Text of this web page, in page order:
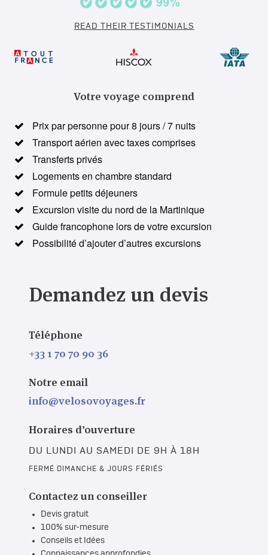
READ THEIR TESTIMONIALS
Votre voyage comprend
Prix par personne pour 8 jours / 7 nuits
Transport aérien avec taxes comprises
Transferts privés
Logements en chambre standard
Formule petits déjeuners
Excursion visite du nord de la Martinique
Guide francophone lors de votre excursion
Possibilité d’ajouter d’autres excursions
Demandez un devis
Téléphone
+33 1 70 70 90 36
Notre email
info@velosovoyages.fr
Horaires d’ouverture
DU LUNDI AU SAMEDI DE 9H À 18H
FERMÉ DIMANCHE & JOURS FÉRIÉS
Contactez un conseiller
Devis gratuit
100% sur-mesure
Conseils et Idées